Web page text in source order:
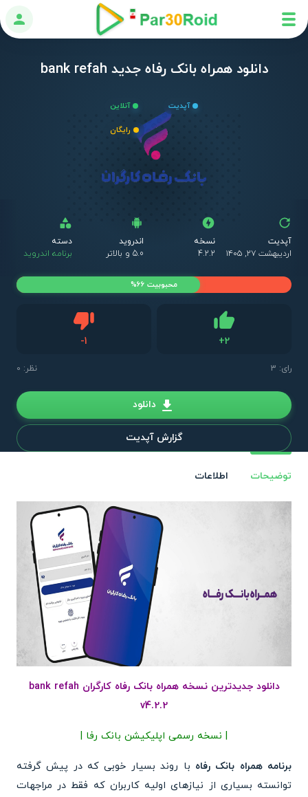
ورود
دانلود همراه بانک رفاه جدید bank refah
آپدیت آنلاین
رایگان
آپدیت
اردیبهشت ۲۷, ۱۴۰۵
نسخه
4.2.2
اندروید
5.0 و بالاتر
دسته
برنامه اندروید
+2
-1
رای: 3 نظر: 0
محبوبیت 66%
دانلود
گزارش آپدیت
توضیحات اطلاعات
دانلود جدیدترین نسخه همراه بانک رفاه کارگران bank refah
v4.2.2
| نسخه رسمی اپلیکیشن بانک رفا |
برنامه همراه بانک رفاه با روند بسیار خوبی که در پیش گرفته
توانسته بسیاری از نیازهای اولیه کاربران که فقط در مراجهات